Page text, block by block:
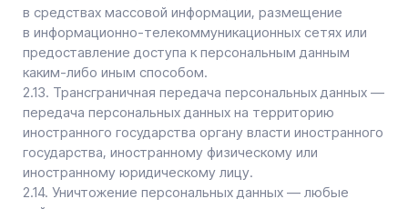
о прекращении обработки персональных данных,
Оператор вправе продолжить обработку
персональных данных без согласия субъекта
персональных данных при наличии оснований,
указанных в Законе о персональных данных;
— самостоятельно определять состав и перечень
выполнения обязанностей, предусмотренных Законом
о персональных данных и принятыми в соответствии
с ним нормативными правовыми актами, если иное
не предусмотрено Законом о персональных данных
или другими федеральными законами.
3.2. Оператор обязан: